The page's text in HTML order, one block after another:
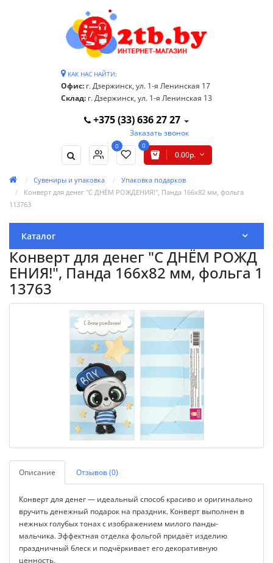
КАК НАС НАЙТИ:
Офис: г. Дзержинск, ул. 1-я Ленинская 17
Склад: г. Дзержинск, ул. 1-я Ленинская 13
+375 (33) 636 27 27
Заказать звонок
0 0
0.00р.
Сувениры и упаковка
Упаковка подарков
Конверт для денег "С ДНЁМ РОЖДЕНИЯ!", Панда 166х82 мм, фольга
113763
Каталог
Конверт для денег "С ДНЁМ РОЖД
ЕНИЯ!", Панда 166х82 мм, фольга 1
13763
Описание Отзывов (0)
Конверт для денег — идеальный способ красиво и оригинально
вручить денежный подарок на праздник. Конверт выполнен в
нежных голубых тонах с изображением милого панды-
мальчика. Эффектная отделка фольгой придаёт изделию
праздничный блеск и подчёркивает его декоративную
ценность.